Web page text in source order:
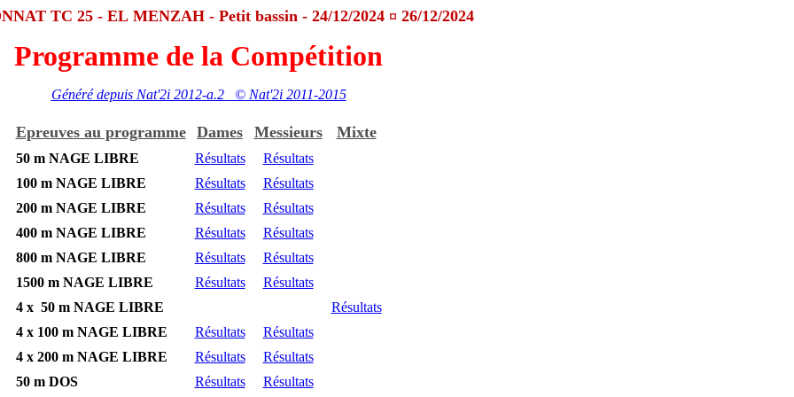
TC 25 - EL MENZAH - Petit bassin - 24/12/2024 ¤ 26/12/2024
Programme de la Compétition
Généré depuis Nat'2i 2012-a.2 © Nat'2i 2011-2015
Epreuves au programme Dames Messieurs Mixte
50 m NAGE LIBRE Résultats
Résultats
100 m NAGE LIBRE
Résultats
Résultats
200 m NAGE LIBRE
Résultats
Résultats
400 m NAGE LIBRE
Résultats
Résultats
800 m NAGE LIBRE
Résultats
Résultats
1500 m NAGE LIBRE
Résultats
Résultats
4 x 50 m NAGE LIBRE
Résultats
4 x 100 m NAGE LIBRE
Résultats
Résultats
4 x 200 m NAGE LIBRE
Résultats
Résultats
50 m DOS
Résultats Résultats